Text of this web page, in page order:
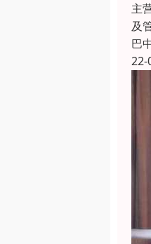
主
及
巴
22-